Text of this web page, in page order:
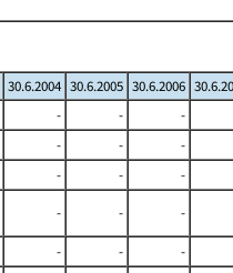
30.6.2004 30.6.2005 30.6.2006
- -
-
- -
-
- -
-
- -
-
- -
-